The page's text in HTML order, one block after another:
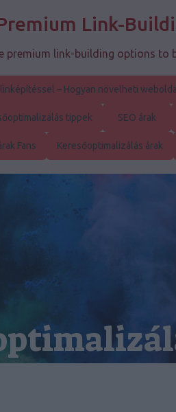
Link-
premium link-building options to
– Hogyan növelheti
tippek SEO árak
Fans Keresőoptimalizálás árak